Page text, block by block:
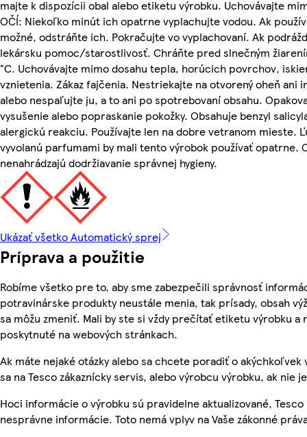
majte k dispozícii obal alebo etiketu výrobku. Uchovávajte
OČÍ: Niekoľko minút ich opatrne vyplachujte vodou. Ak
možné, odstráňte ich. Pokračujte vo vyplachovaní. Ak
lekársku pomoc/starostlivosť. Chráňte pred slnečným
°C. Uchovávajte mimo dosahu tepla, horúcich povrchov,
vznietenia. Zákaz fajčenia. Nestriekajte na otvorený oheň ani
alebo nespaľujte ju, a to ani po spotrebovaní obsahu.
vysušenie alebo popraskanie pokožky. Obsahuje benzyl
alergickú reakciu. Používajte len na dobre vetranom mieste.
vyvolanú parfumami by mali tento výrobok používať opatrne.
nenahrádzajú dodržiavanie správnej hygieny.
Ukázať všetko Automatický sprej
Príprava a použitie
Robíme všetko pre to, aby sme zabezpečili správnosť
potravinárske produkty neustále menia, tak prísady, obsah
sa môžu zmeniť. Mali by ste si vždy prečítať etiketu výrobku
poskytnuté na webových stránkach.
Ak máte nejaké otázky alebo sa chcete poradiť o
sa na Tesco zákaznícky servis, alebo výrobcu výrobku, ak nie
Hoci informácie o výrobku sú pravidelne aktualizované,
nesprávne informácie. Toto nemá vplyv na Vaše zákonné